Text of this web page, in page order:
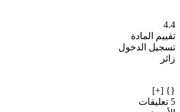
4.4
تقييم المادة
تسجيل الدخول
زائر
{} [+]
5 تعليقات